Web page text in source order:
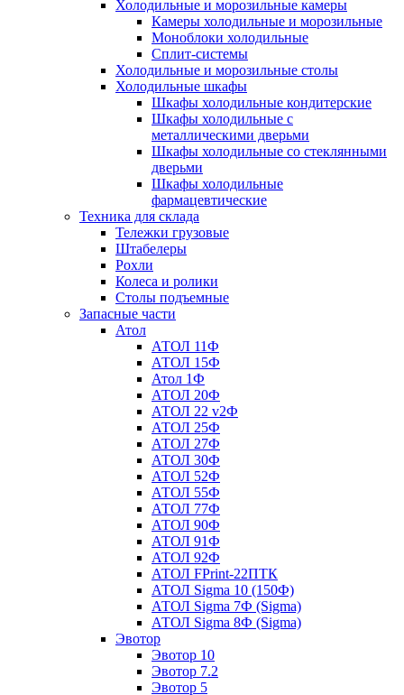
Холодильные и морозильные камеры
Камеры холодильные и морозильные
Моноблоки холодильные
Сплит-системы
Холодильные и морозильные столы
Холодильные шкафы
Шкафы холодильные кондитерские
Шкафы холодильные с
металлическими дверьми
Шкафы холодильные со стеклянными
дверьми
Шкафы холодильные
фармацевтические
Техника для склада
Тележки грузовые
Штабелеры
Рохли
Колеса и ролики
Столы подъемные
Запасные части
Атол
АТОЛ 11Ф
АТОЛ 15Ф
Атол 1Ф
АТОЛ 20Ф
АТОЛ 22 v2Ф
АТОЛ 25Ф
АТОЛ 27Ф
АТОЛ 30Ф
АТОЛ 52Ф
АТОЛ 55Ф
АТОЛ 77Ф
АТОЛ 90Ф
АТОЛ 91Ф
АТОЛ 92Ф
АТОЛ FPrint-22ПТК
АТОЛ Sigma 10 (150Ф)
АТОЛ Sigma 7Ф (Sigma)
АТОЛ Sigma 8Ф (Sigma)
Эвотор
Эвотор 10
Эвотор 7.2
Эвотор 5